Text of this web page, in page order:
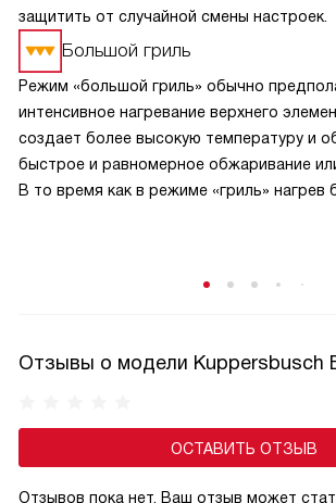
защитить от случайной смены настроек.
Большой гриль
Режим «большой гриль» обычно
интенсивное нагревание верхнего
создает более высокую температуру и
быстрое и равномерное обжаривание
В то время как в режиме «гриль» нагрев
Отзывы о модели Kuppersbusch
ОСТАВИТЬ ОТЗЫВ
Отзывов пока нет, Ваш отзыв может